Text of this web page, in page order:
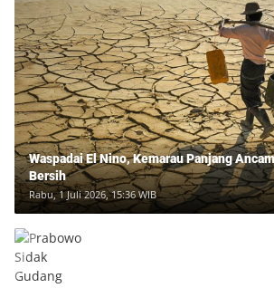
Waspadai El Nino, Kemarau Panjang
Bersih
Rabu, 1 Juli 2026, 15:36 WIB